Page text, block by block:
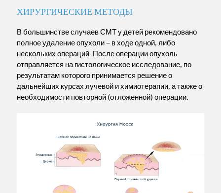
ХИРУРГИЧЕСКИЕ МЕТОДЫ
В большинстве случаев СМТ у детей рекомендовано
полное удаление опухоли – в ходе одной, либо
нескольких операций. После операции опухоль
отправляется на гистологическое исследование, по
результатам которого принимается решение о
дальнейших курсах лучевой и химиотерапии, а также о
необходимости повторной (отложенной) операции.